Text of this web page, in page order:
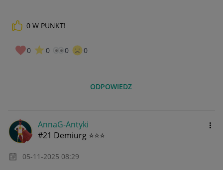
0 W PUNKT!
0 0 0 0
ODPOWIEDZ
AnnaG-Antyki
#21 Demiurg ⭐⭐⭐
‎05-11-2025 08:29